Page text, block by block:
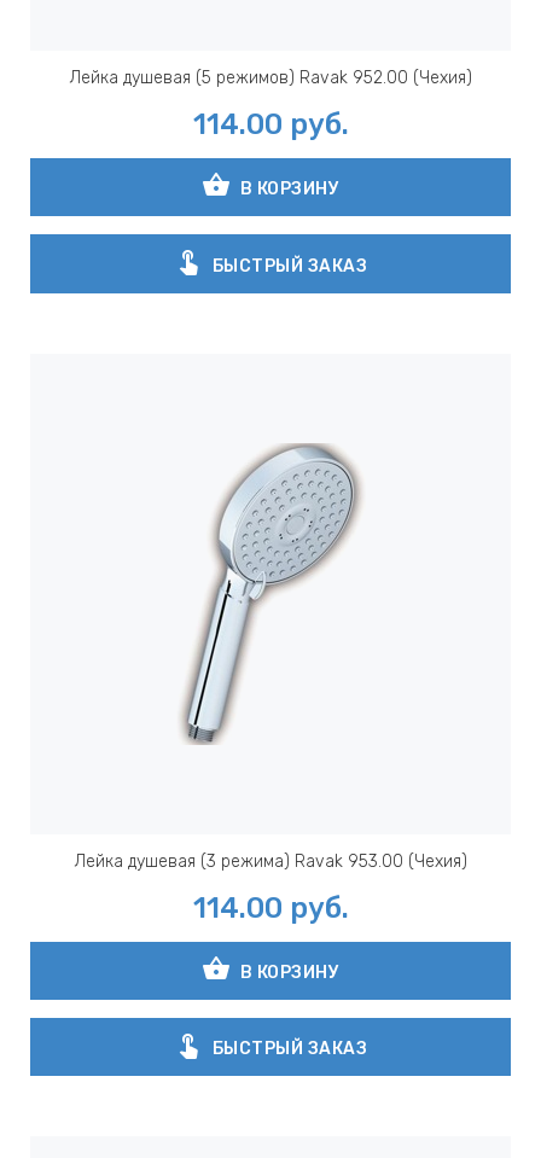
Лейка душевая (5 режимов) Ravak 952.00 (Чехия)
114.00 руб.
shopping_basket В КОРЗИНУ
touch_app БЫСТРЫЙ ЗАКАЗ
Лейка душевая (3 режима) Ravak 953.00 (Чехия)
114.00 руб.
shopping_basket В КОРЗИНУ
touch_app БЫСТРЫЙ ЗАКАЗ